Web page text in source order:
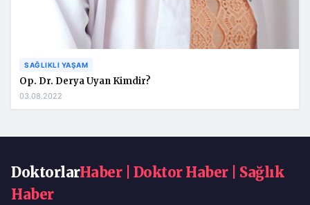
SAĞLIKLI YAŞAM
Op. Dr. Derya Uyan Kimdir?
03.08.2022
DoktorlarHaber | Doktor Haber | Sağlık
Haber